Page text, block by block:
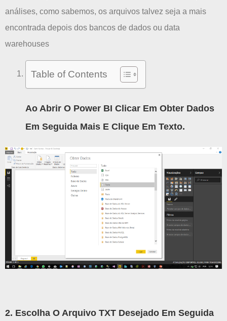
análises, como sabemos, os arquivos talvez seja a mais
encontrada depois dos bancos de dados ou data
warehouses
Table of Contents
Ao Abrir O Power BI Clicar Em Obter Dados
Em Seguida Mais E Clique Em Texto.
2. Escolha O Arquivo TXT Desejado Em Seguida